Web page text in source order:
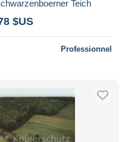
Teich
$US
Professionnel